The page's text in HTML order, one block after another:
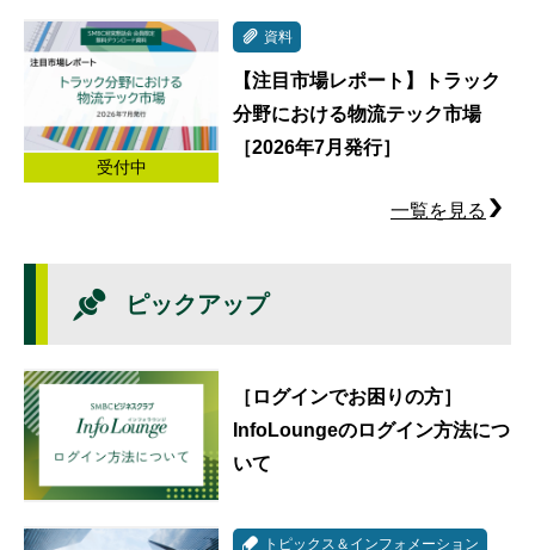
受付中
資料
【注目市場レポート】トラック
分野における物流テック市場
［2026年7月発行］
一覧を見る
ピックアップ
［ログインでお困りの方］
InfoLoungeのログイン方法につ
いて
トピックス＆インフォメーション